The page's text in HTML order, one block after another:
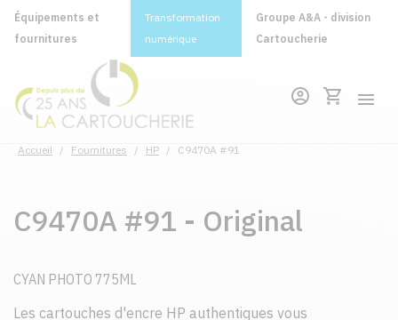
Équipements et
fournitures
Transformation
numérique
Groupe A&A - division
Cartoucherie
Accueil / Fournitures / HP / C9470A #91
C9470A #91 - Original
CYAN PHOTO 775ML
Les cartouches d'encre HP authentiques vous